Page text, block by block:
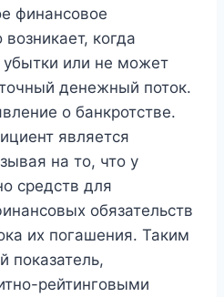
финансовое
когда
убытки или не может
денежный поток.
о банкротстве.
является
на то, что у
средств для
обязательств
их погашения. Таким
показатель,
рейтинговыми